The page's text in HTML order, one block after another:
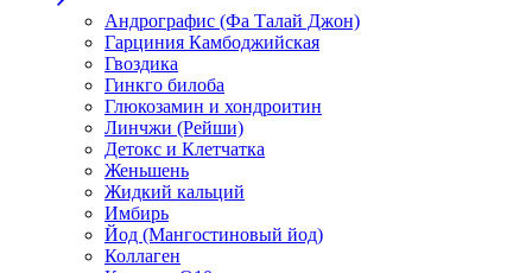
Андрографис (Фа Талай Джон)
Гарциния Камбоджийская
Гвоздика
Гинкго билоба
Глюкозамин и хондроитин
Линчжи (Рейши)
Детокс и Клетчатка
Женьшень
Жидкий кальций
Имбирь
Йод (Мангостиновый йод)
Коллаген